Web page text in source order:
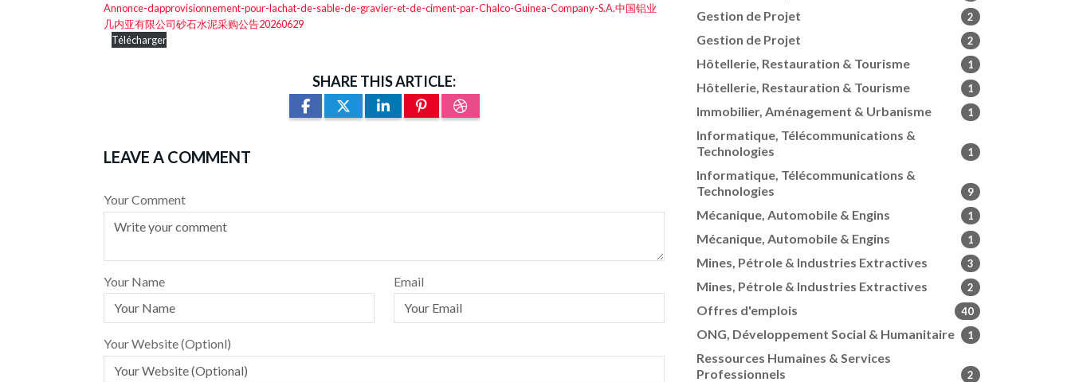
Annonce-dapprovisionnement-pour-lachat-de-sable-de-gravier-et-de-ciment-par-Chalco-Guinea-Company-S.A.中国铝业
几内亚有限公司砂石水泥采购公告20260629
Télécharger
SHARE THIS ARTICLE:
LEAVE A COMMENT
Your Comment
Your Name Email
Your Website (Optionl)
Gestion de Projet 2
Gestion de Projet 2
Hôtellerie, Restauration & Tourisme 1
Hôtellerie, Restauration & Tourisme 1
Immobilier, Aménagement & Urbanisme 1
Informatique, Télécommunications &
Technologies
1
Informatique, Télécommunications &
Technologies
9
Mécanique, Automobile & Engins 1
Mécanique, Automobile & Engins 1
Mines, Pétrole & Industries Extractives 3
Mines, Pétrole & Industries Extractives 2
Offres d'emplois 40
ONG, Développement Social & Humanitaire 1
Ressources Humaines & Services
Professionnels
2